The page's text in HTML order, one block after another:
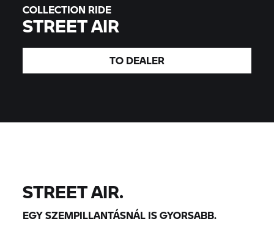
COLLECTION RIDE
STREET AIR
TO DEALER
STREET AIR.
EGY SZEMPILLANTÁSNÁL IS GYORSABB.